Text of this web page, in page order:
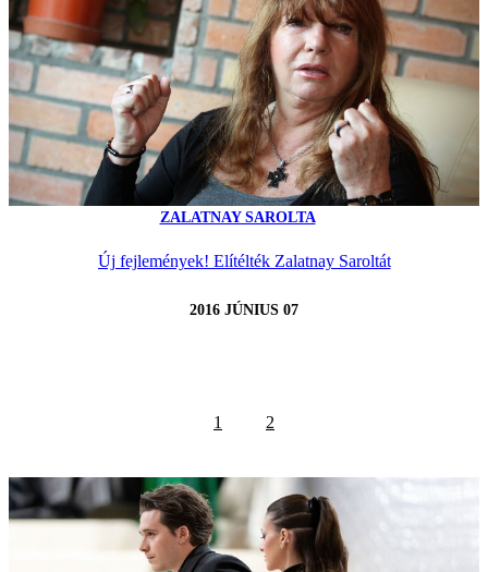
ZALATNAY SAROLTA
Új fejlemények! Elítélték Zalatnay Saroltát
2016 JÚNIUS 07
1 2